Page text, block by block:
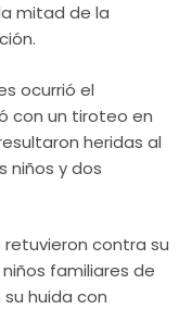
mitad de la
ocurrió el
con un tiroteo en
heridas al
niños y dos
retuvieron contra su
familiares de
huida con